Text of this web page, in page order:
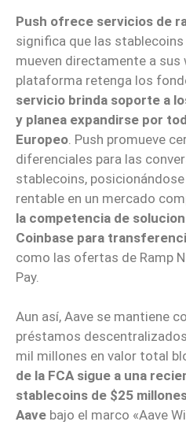
Push ofrece servicios de
significa que las
mueven directamente a sus
plataforma retenga los
servicio brinda soporte a
y planea expandirse por
Europeo . Push promueve
diferenciales para las
stablecoins,
rentable en un mercado
la competencia de
Coinbase para
como las ofertas de Ramp
Pay.
Aun así, Aave se mantiene
préstamos
mil millones en valor total
de la FCA sigue a una
stablecoins de $25
Aave bajo el marco «Aave